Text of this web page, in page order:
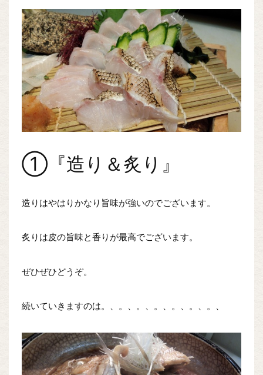
①『造り＆炙り』
造りはやはりかなり旨味が強いのでございます。
炙りは皮の旨味と香りが最高でございます。
ぜひぜひどうぞ。
続いていきますのは。、。、。、。、。、。、。、